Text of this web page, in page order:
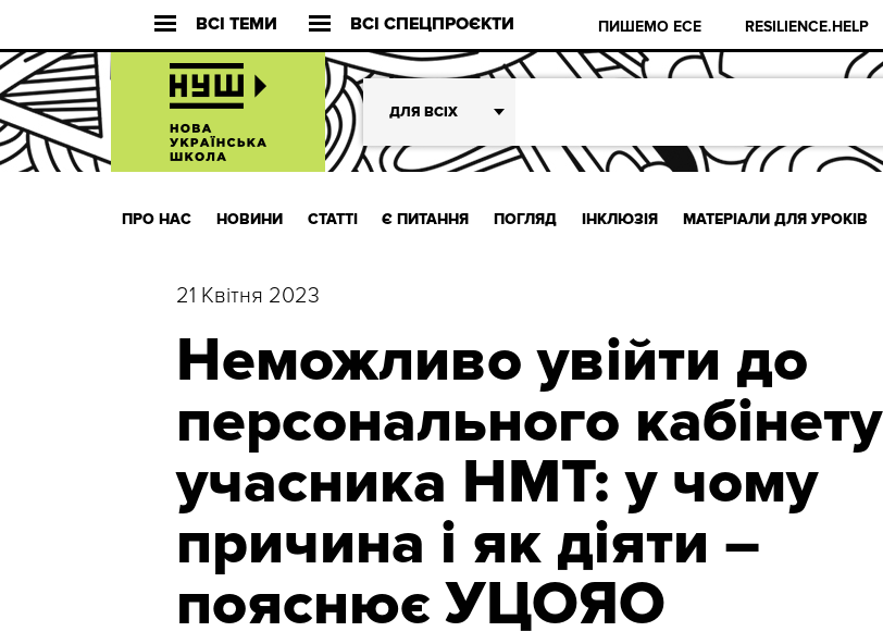
ВСІ ТЕМИ ВСІ СПЕЦПРОЄКТИ ПИШЕМО ЕСЕ RESILIENCE.HELP
ДЛЯ ВСІХ
ПРО НАС НОВИНИ СТАТТІ Є ПИТАННЯ ПОГЛЯД ІНКЛЮЗІЯ МАТЕРІАЛИ ДЛЯ УРОКІВ
21 Квітня 2023
Неможливо увійти до
персонального кабінету
учасника НМТ: у чому
причина і як діяти –
пояснює УЦОЯО